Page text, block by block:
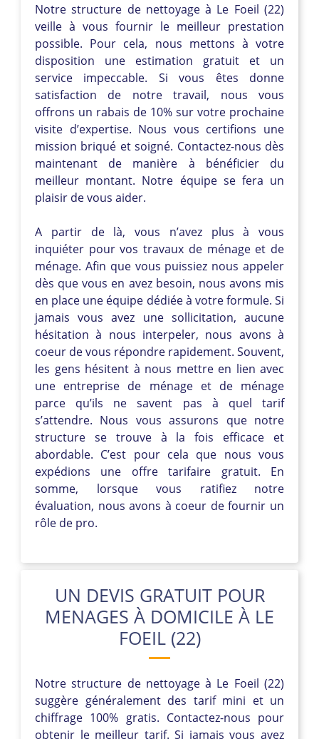
Notre structure de nettoyage à Le Foeil (22)
veille à vous fournir le meilleur prestation
possible. Pour cela, nous mettons à votre
disposition une estimation gratuit et un
service impeccable. Si vous êtes donne
satisfaction de notre travail, nous vous
offrons un rabais de 10% sur votre prochaine
visite d’expertise. Nous vous certifions une
mission briqué et soigné. Contactez-nous dès
maintenant de manière à bénéficier du
meilleur montant. Notre équipe se fera un
plaisir de vous aider.
A partir de là, vous n’avez plus à vous
inquiéter pour vos travaux de ménage et de
ménage. Afin que vous puissiez nous appeler
dès que vous en avez besoin, nous avons mis
en place une équipe dédiée à votre formule. Si
jamais vous avez une sollicitation, aucune
hésitation à nous interpeler, nous avons à
coeur de vous répondre rapidement. Souvent,
les gens hésitent à nous mettre en lien avec
une entreprise de ménage et de ménage
parce qu’ils ne savent pas à quel tarif
s’attendre. Nous vous assurons que notre
structure se trouve à la fois efficace et
abordable. C’est pour cela que nous vous
expédions une offre tarifaire gratuit. En
somme, lorsque vous ratifiez notre
évaluation, nous avons à coeur de fournir un
rôle de pro.
UN DEVIS GRATUIT POUR
MENAGES À DOMICILE À LE
FOEIL (22)
Notre structure de nettoyage à Le Foeil (22)
suggère généralement des tarif mini et un
chiffrage 100% gratis. Contactez-nous pour
obtenir le meilleur tarif. Si jamais vous avez